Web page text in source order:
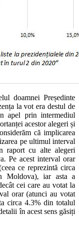
doamnei Președinte
la vot era destul de
apel prin intermediul
acestor alegeri și
că implicarea
pe ultimul interval
raport cu alte alegeri
Pe acest interval orar
ce reprezintă circa
Moldova), iar asta a
cei care au votat la
orar (atunci au votat
circa 4.3% din totalul
în acest sens găsiți